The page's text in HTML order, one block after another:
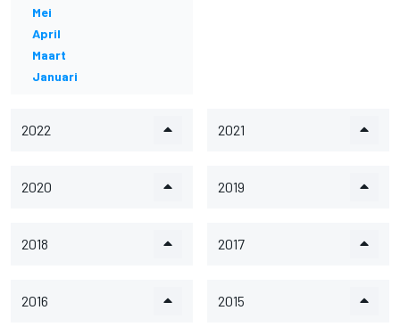
Mei
April
Maart
Januari
2022 2021
2020 2019
2018 2017
2016 2015